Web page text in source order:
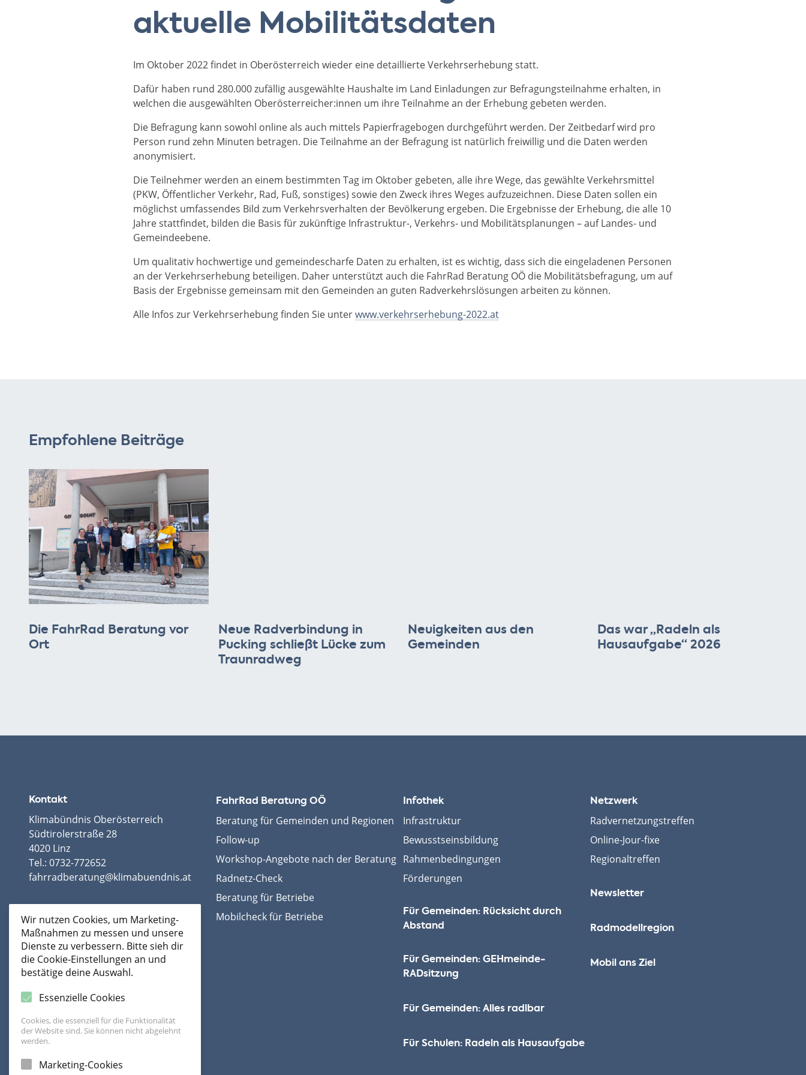
aktuelle Mobilitätsdaten
Im Oktober 2022 findet in Oberösterreich wieder eine detaillierte Verkehrserhebung statt.
Dafür haben rund 280.000 zufällig ausgewählte Haushalte im Land Einladungen zur Befragungsteilnahme erhalten, in
welchen die ausgewählten Oberösterreicher:innen um ihre Teilnahme an der Erhebung gebeten werden.
Die Befragung kann sowohl online als auch mittels Papierfragebogen durchgeführt werden. Der Zeitbedarf wird pro
Person rund zehn Minuten betragen. Die Teilnahme an der Befragung ist natürlich freiwillig und die Daten werden
anonymisiert.
Die Teilnehmer werden an einem bestimmten Tag im Oktober gebeten, alle ihre Wege, das gewählte Verkehrsmittel
(PKW, Öffentlicher Verkehr, Rad, Fuß, sonstiges) sowie den Zweck ihres Weges aufzuzeichnen. Diese Daten sollen ein
möglichst umfassendes Bild zum Verkehrsverhalten der Bevölkerung ergeben. Die Ergebnisse der Erhebung, die alle 10
Jahre stattfindet, bilden die Basis für zukünftige Infrastruktur-, Verkehrs- und Mobilitätsplanungen – auf Landes- und
Gemeindeebene.
Um qualitativ hochwertige und gemeindescharfe Daten zu erhalten, ist es wichtig, dass sich die eingeladenen Personen
an der Verkehrserhebung beteiligen. Daher unterstützt auch die FahrRad Beratung OÖ die Mobilitätsbefragung, um auf
Basis der Ergebnisse gemeinsam mit den Gemeinden an guten Radverkehrslösungen arbeiten zu können.
Alle Infos zur Verkehrserhebung finden Sie unterwww.verkehrserhebung-2022.at
Empfohlene Beiträge
Die FahrRad Beratung vor
Ort
Neue Radverbindung in
Pucking schließt Lücke zum
Traunradweg
Neuigkeiten aus den
Gemeinden
Das war „Radeln als
Hausaufgabe“ 2026
Kontakt
Klimabündnis Oberösterreich
Südtirolerstraße 28
4020 Linz
Tel.: 0732-772652
fahrradberatung@klimabuendnis.at
FahrRad Beratung OÖ
Beratung für Gemeinden und Regionen
Follow-up
Workshop-Angebote nach der Beratung
Radnetz-Check
Beratung für Betriebe
Mobilcheck für Betriebe
Infothek
Infrastruktur
Bewusstseinsbildung
Rahmenbedingungen
Förderungen
Für Gemeinden: Rücksicht durch
Abstand
Für Gemeinden: GEHmeinde­
RADsitzung
Für Gemeinden: Alles radlbar
Für Schulen: Radeln als Hausaufgabe
Netzwerk
Radvernetzungstreffen
Online-Jour-fixe
Regionaltreffen
Newsletter
Radmodellregion
Mobil ans Ziel
Wir nutzen Cookies, um Marketing-
Maßnahmen zu messen und unsere
Dienste zu verbessern. Bitte sieh dir
die Cookie-Einstellungen an und
bestätige deine Auswahl.
Essenzielle Cookies
Cookies, die essenziell für die Funktionalität
der Website sind. Sie können nicht abgelehnt
werden.
Marketing-Cookies